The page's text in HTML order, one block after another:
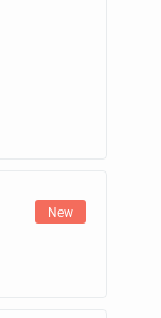
New